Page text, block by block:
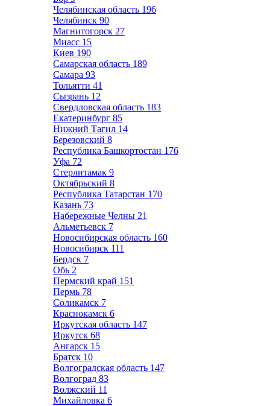
Челябинская область 196
Челябинск 90
Магнитогорск 27
Миасс 15
Киев 190
Самарская область 189
Самара 93
Тольятти 41
Сызрань 12
Свердловская область 183
Екатеринбург 85
Нижний Тагил 14
Березовский 8
Республика Башкортостан 176
Уфа 72
Стерлитамак 9
Октябрьский 8
Республика Татарстан 170
Казань 73
Набережные Челны 21
Альметьевск 7
Новосибирская область 160
Новосибирск 111
Бердск 7
Обь 2
Пермский край 151
Пермь 78
Соликамск 7
Краснокамск 6
Иркутская область 147
Иркутск 68
Ангарск 15
Братск 10
Волгоградская область 147
Волгоград 83
Волжский 11
Михайловка 6